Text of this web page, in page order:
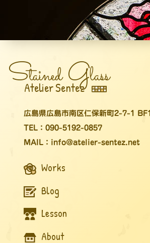
Stained Glass
Atelier Sentez
広島県広島市南区仁保新町2-7-1 BF1
TEL：090-5192-0857
MAIL：info@atelier-sentez.net
Works
Blog
Lesson
About